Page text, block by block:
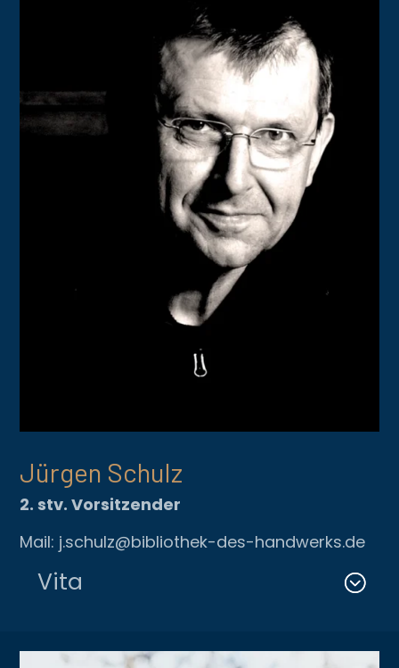
Jürgen Schulz
2. stv. Vorsitzender
Mail: j.schulz@bibliothek-des-handwerks.de
Vita